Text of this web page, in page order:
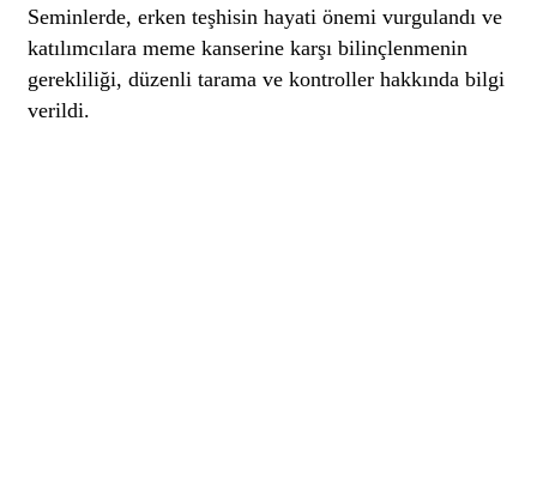
Seminlerde, erken teşhisin hayati önemi vurgulandı ve
katılımcılara meme kanserine karşı bilinçlenmenin
gerekliliği, düzenli tarama ve kontroller hakkında bilgi
verildi.